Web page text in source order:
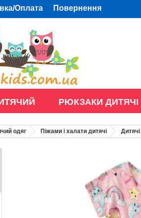
Оплата Повернення
РЮКЗАКИ ДИТЯЧІ
одяг Піжами і халати дитячі